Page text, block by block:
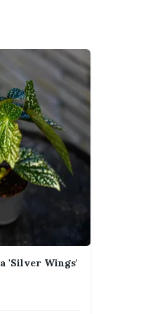
'Silver Wings'